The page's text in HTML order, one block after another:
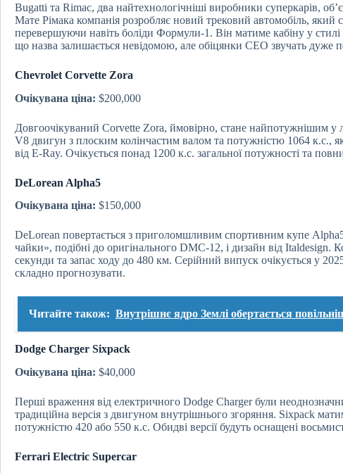
Bugatti та Rimac, два найтехнологічніші виробники суперкарів,
Мате Рімака компанія розробляє новий трековий автомобіль,
перевершуючи навіть боліди Формули-1. Він матиме кабіну у
що назва залишається невідомою, але обіцянки CEO звучать дуже
Chevrolet Corvette Zora
Очікувана ціна: $200,000
Довгоочікуваний Corvette Zora, ймовірно, стане найпотужнішим у
V8 двигун з плоским колінчастим валом та потужністю 1064 к.с.,
від E-Ray. Очікується понад 1200 к.с. загальної потужності та
DeLorean Alpha5
Очікувана ціна: $150,000
DeLorean повертається з приголомшливим спортивним купе
чайки», подібні до оригінального DMC-12, і дизайн від Italdesign.
секунди та запас ходу до 480 км. Серійний випуск очікується у
складно прогнозувати.
Читайте також: Внутрішнє ядро Землі обертається
Dodge Charger Sixpack
Очікувана ціна: $40,000
Перші враження від електричного Dodge Charger були
традиційна версія з двигуном внутрішнього згоряння. Sixpack
потужністю 420 або 550 к.с. Обидві версії будуть оснащені
Ferrari Electric Supercar